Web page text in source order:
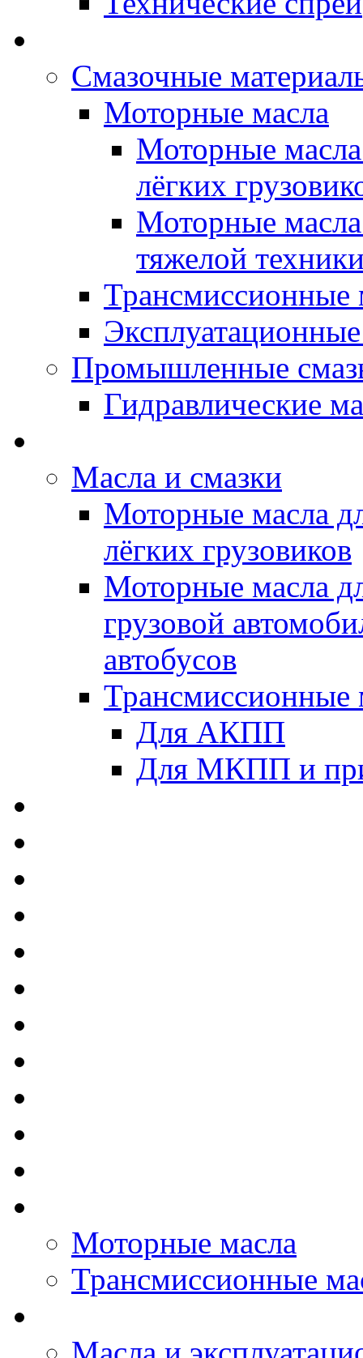
Смазочные
Моторные масла
Моторные
лёгких
Моторные
тяжелой
Трансмиссионные
Промышленные
Гидравлические
Масла и смазки
Моторные масла
лёгких грузовиков
Моторные масла
грузовой
автобусов
Трансмиссионные
Для АКПП
Для МКПП и
Моторные масла
Трансмиссионные